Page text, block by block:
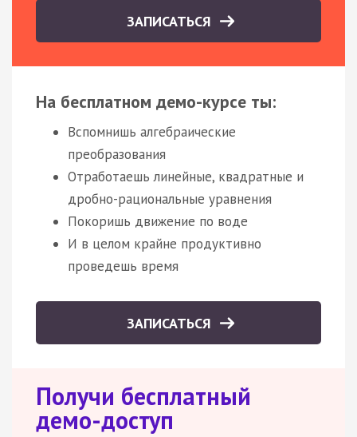
ЗАПИСАТЬСЯ
На бесплатном демо-курсе ты:
Вспомнишь алгебраические
преобразования
Отработаешь линейные, квадратные и
дробно-рациональные уравнения
Покоришь движение по воде
И в целом крайне продуктивно
проведешь время
ЗАПИСАТЬСЯ
Получи бесплатный
демо-доступ